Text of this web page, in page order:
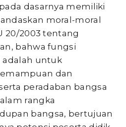
dasarnya memiliki
moral-moral
20/2003 tentang
bahwa fungsi
adalah untuk
dan
peradaban bangsa
rangka
bangsa, bertujuan